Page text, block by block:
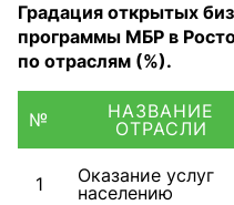
Градация открытых
программы МБР в
по отраслям (%).
№
НАЗВАНИЕ
ОТРАСЛИ
1
Оказание услуг
населению